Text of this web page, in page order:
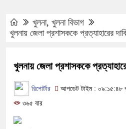
খুলনা, খুলনা বিভাগ
খুলনায় জেলা প্রশাসককে প্রত্যাহারের
খুলনায় জেলা প্রশাসককে
রিপোর্টার
আপডেট টাইম : ০৯:১৫:৪৮
৩৬৫ বার